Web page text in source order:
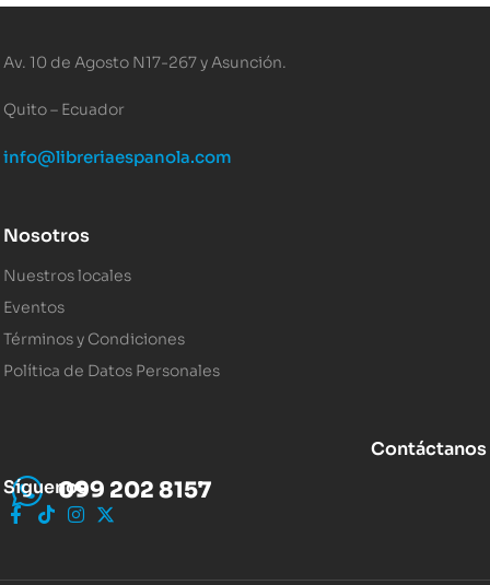
Av. 10 de Agosto N17-267 y Asunción.
Quito – Ecuador
info@libreriaespanola.com
Nosotros
Nuestros locales
Eventos
Términos y Condiciones
Política de Datos Personales
Contáctanos
099 202 8157
Síguenos